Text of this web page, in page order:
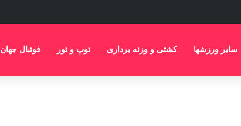
سایر ورزشها کشتی و وزنه برداری توپ و تور فوتبال جهان